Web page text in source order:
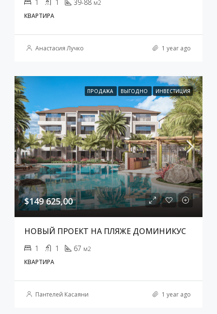
1 1 39-88 м2
КВАРТИРА
Анастасия Лучко 1 year ago
ПРОДАЖА ВЫГОДНО ИНВЕСТИЦИЯ
$149 625,00
НОВЫЙ ПРОЕКТ НА ПЛЯЖЕ ДОМИНИКУС
1 1 67 м2
КВАРТИРА
Пантелей Касаяни 1 year ago